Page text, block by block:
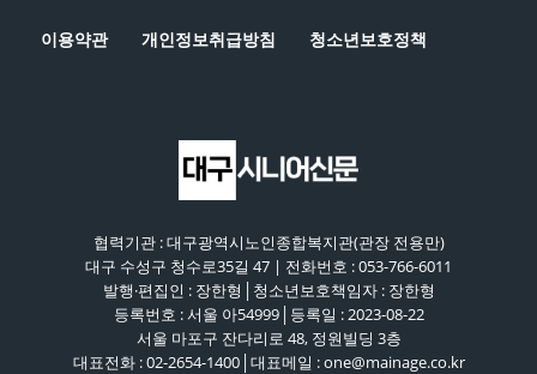
이용약관 개인정보취급방침 청소년보호정책
협력기관 : 대구광역시노인종합복지관(관장 전용만)
대구 수성구 청수로35길 47 | 전화번호 : 053-766-6011
발행·편집인 : 장한형│청소년보호책임자 : 장한형
등록번호 : 서울 아54999│등록일 : 2023-08-22
서울 마포구 잔다리로 48, 정원빌딩 3층
대표전화 : 02-2654-1400│대표메일 : one@mainage.co.kr